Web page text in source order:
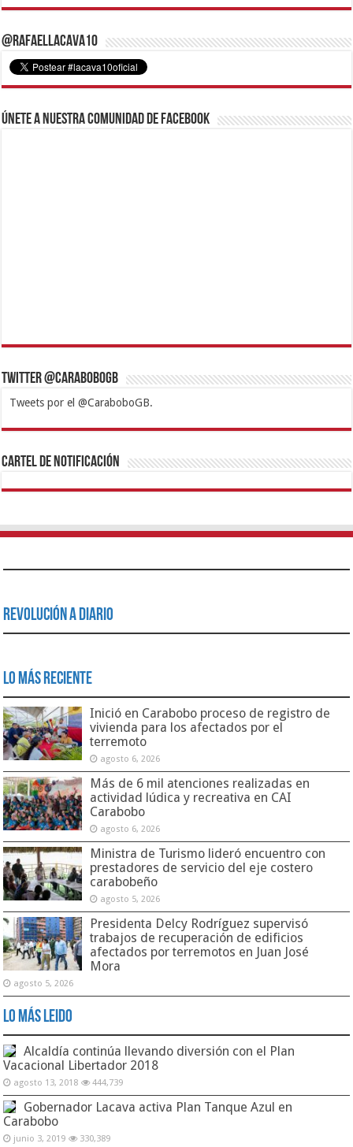
@RafaelLacava10
Únete a nuestra comunidad de Facebook
Twitter @CaraboboGB
Tweets por el @CaraboboGB.
1xbetBetturkeyBetistKralbetSupertotobetTipobetMatadorbetMariobet
https://mvbcasino.com/
Cartel de Notificación
Revolución a Diario
Lo Más Reciente
Inició en Carabobo proceso de registro de
vivienda para los afectados por el
terremoto
agosto 6, 2026
Más de 6 mil atenciones realizadas en
actividad lúdica y recreativa en CAI
Carabobo
agosto 6, 2026
Ministra de Turismo lideró encuentro con
prestadores de servicio del eje costero
carabobeño
agosto 5, 2026
Presidenta Delcy Rodríguez supervisó
trabajos de recuperación de edificios
afectados por terremotos en Juan José
Mora
agosto 5, 2026
Lo Más Leido
Alcaldía continúa llevando diversión con el Plan
Vacacional Libertador 2018
agosto 13, 2018 444,739
Gobernador Lacava activa Plan Tanque Azul en
Carabobo
junio 3, 2019 330,389